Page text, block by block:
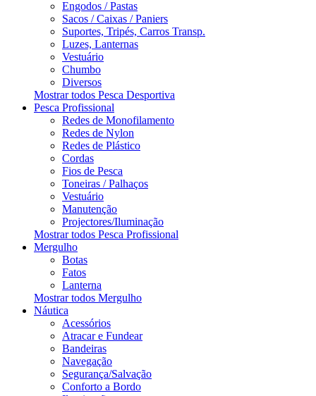
Engodos / Pastas
Sacos / Caixas / Paniers
Suportes, Tripés, Carros Transp.
Luzes, Lanternas
Vestuário
Chumbo
Diversos
Mostrar todos Pesca Desportiva
Pesca Profissional
Redes de Monofilamento
Redes de Nylon
Redes de Plástico
Cordas
Fios de Pesca
Toneiras / Palhaços
Vestuário
Manutenção
Projectores/Iluminação
Mostrar todos Pesca Profissional
Mergulho
Botas
Fatos
Lanterna
Mostrar todos Mergulho
Náutica
Acessórios
Atracar e Fundear
Bandeiras
Navegação
Segurança/Salvação
Conforto a Bordo